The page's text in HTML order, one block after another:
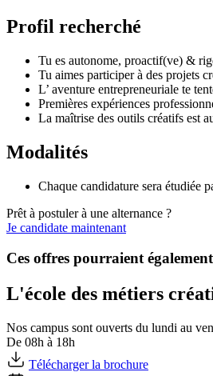
Profil recherché
Tu es autonome, proactif(ve) &
Tu aimes participer à des projets
L’ aventure entrepreneuriale te
Premières expériences
La maîtrise des outils créatifs est
Modalités
Chaque candidature sera étudiée
Prêt à postuler à une alternance ?
Je candidate maintenant
Ces offres pourraient
L'école des métiers
Nos campus sont ouverts du lundi au
De 08h à 18h
Télécharger la brochure